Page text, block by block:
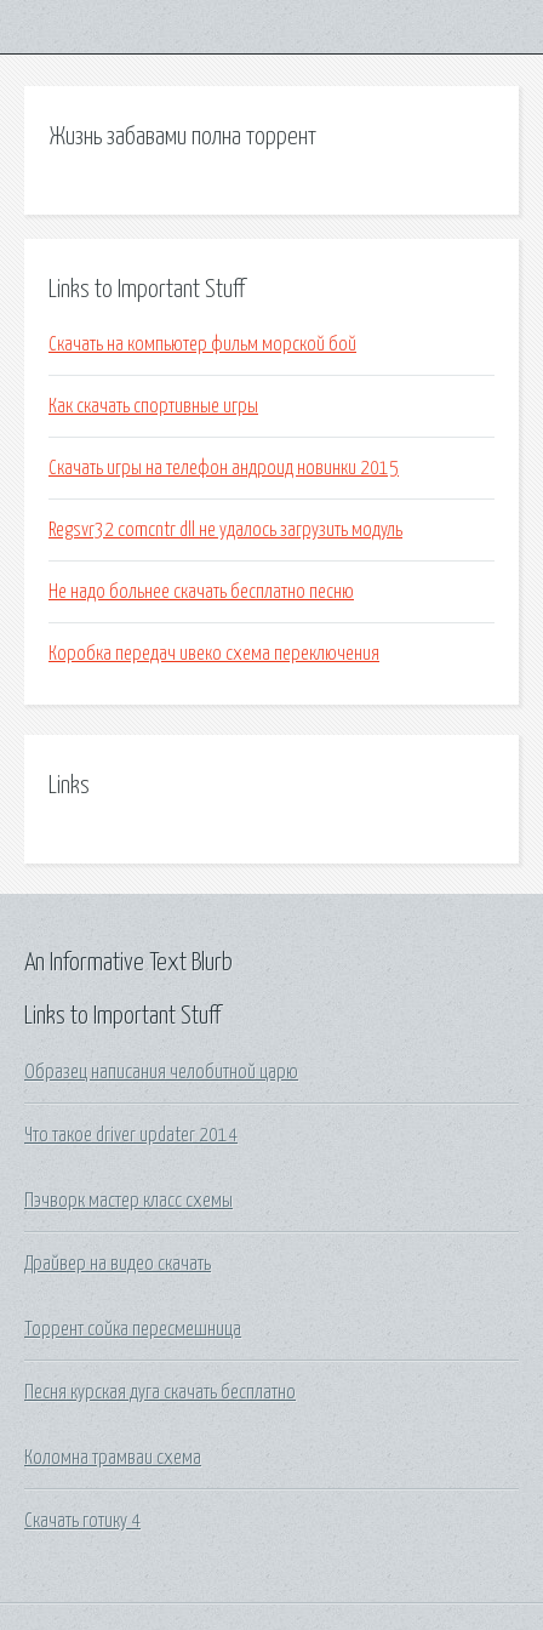
Жизнь забавами полна торрент
Links to Important Stuff
Скачать на компьютер фильм морской бой
Как скачать спортивные игры
Скачать игры на телефон андроид новинки 2015
Regsvr32 comcntr dll не удалось загрузить модуль
Не надо больнее скачать бесплатно песню
Коробка передач ивеко схема переключения
Links
Links to Important Stuff
Образец написания челобитной царю
Что такое driver updater 2014
Пэчворк мастер класс схемы
Драйвер на видео скачать
Торрент сойка пересмешница
Песня курская дуга скачать бесплатно
Коломна трамваи схема
Скачать готику 4
An Informative Text Blurb